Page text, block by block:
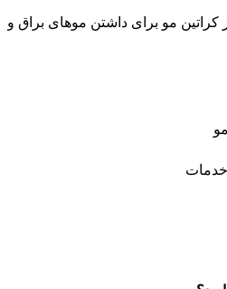
کراتین مو برای داشتن موهای براق و
خدمات